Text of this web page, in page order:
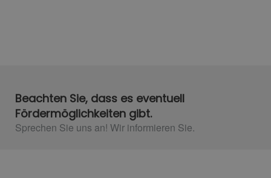
Beachten Sie, dass es eventuell
Fördermöglichkeiten gibt.
Sprechen Sie uns an! Wir informieren Sie.